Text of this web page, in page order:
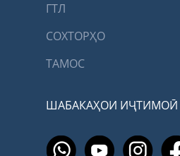
ГТЛ
СОХТОРҲО
ТАМОС
ШАБАКАҲОИ ИҶТИМОӢ